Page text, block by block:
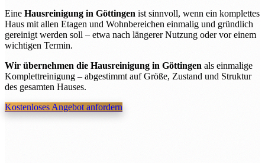
Eine Hausreinigung in Göttingen ist sinnvoll, wenn ein komplettes
Haus mit allen Etagen und Wohnbereichen einmalig und gründlich
gereinigt werden soll – etwa nach längerer Nutzung oder vor einem
wichtigen Termin.
Wir übernehmen die Hausreinigung in Göttingen als einmalige
Komplettreinigung – abgestimmt auf Größe, Zustand und Struktur
des gesamten Hauses.
Kostenloses Angebot anfordern